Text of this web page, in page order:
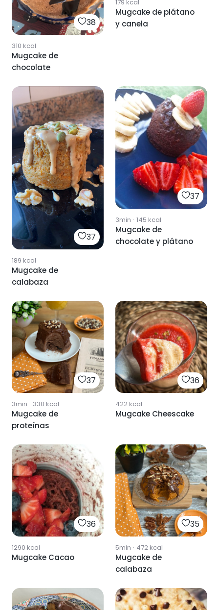
38
310 kcal
Mugcake de
chocolate
179 kcal
Mugcake de plátano
y canela
37
189 kcal
Mugcake de
calabaza
37
3min · 145 kcal
Mugcake de
chocolate y plátano
37
3min · 330 kcal
Mugcake de
proteínas
36
422kcal
Mugcake Cheescake
36
1290 kcal
Mugcake Cacao
35
5min · 472kcal
Mugcake de
calabaza